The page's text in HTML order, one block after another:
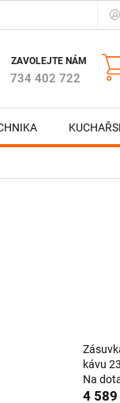
734 402 722
kávu
Na
4 589